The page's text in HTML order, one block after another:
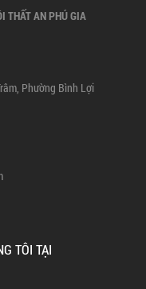
THẤT AN PHÚ GIA
Phường Bình Lợi
TÔI TẠI